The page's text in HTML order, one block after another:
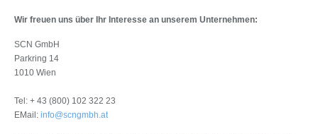
Wir freuen uns über Ihr Interesse an unserem Unternehmen:
SCN GmbH
Parkring 14
1010 Wien
Tel: + 43 (800) 102 322 23
EMail: info@scngmbh.at